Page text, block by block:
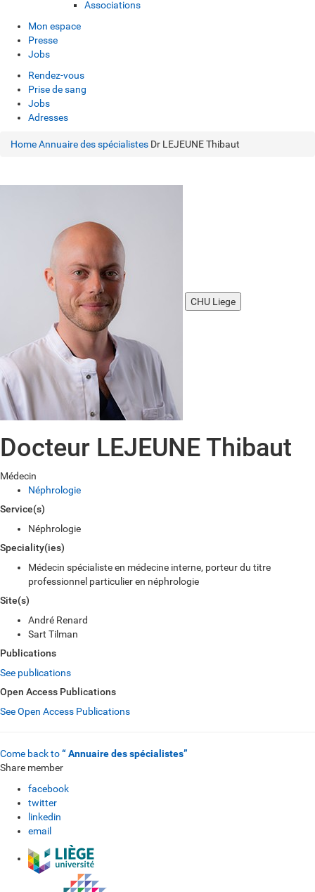
Associations
Mon espace
Presse
Jobs
Rendez-vous
Prise de sang
Jobs
Adresses
HomeAnnuaire des spécialistes Dr LEJEUNE Thibaut
CHU Liege
Docteur LEJEUNE Thibaut
Médecin
Néphrologie
Service(s)
Néphrologie
Speciality(ies)
Médecin spécialiste en médecine interne, porteur du titre
professionnel particulier en néphrologie
Site(s)
André Renard
Sart Tilman
Publications
See publications
Open Access Publications
See Open Access Publications
Come back to“ Annuaire des spécialistes”
Share member
facebook
twitter
linkedin
email